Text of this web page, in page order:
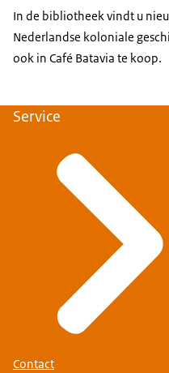
In de bibliotheek vindt u
Nederlandse koloniale
ook in Café Batavia te koop.
Service
Contact